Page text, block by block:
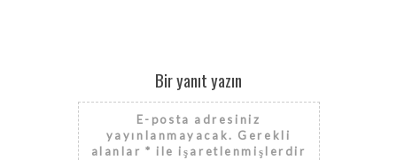
Bir yanıt yazın
E-posta adresiniz
yayınlanmayacak. Gerekli
alanlar* ile işaretlenmişlerdir